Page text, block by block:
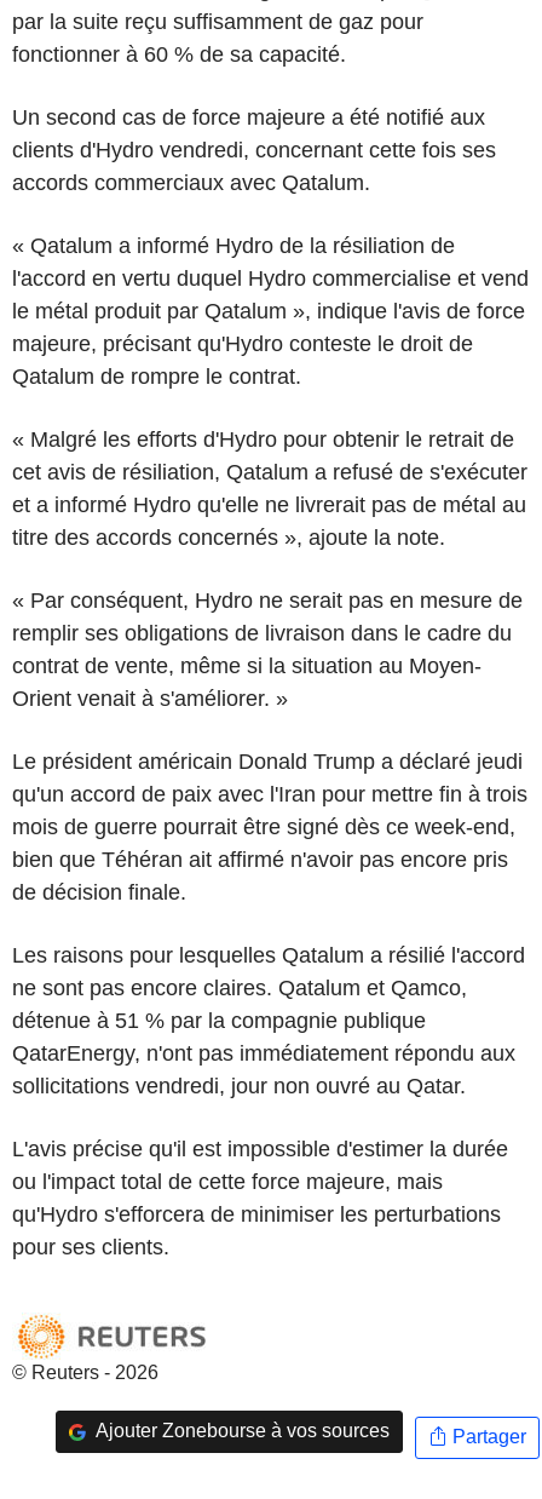
par la suite reçu suffisamment de gaz pour
fonctionner à 60 % de sa capacité.
Un second cas de force majeure a été notifié aux
clients d'Hydro vendredi, concernant cette fois ses
accords commerciaux avec Qatalum.
« Qatalum a informé Hydro de la résiliation de
l'accord en vertu duquel Hydro commercialise et vend
le métal produit par Qatalum », indique l'avis de force
majeure, précisant qu'Hydro conteste le droit de
Qatalum de rompre le contrat.
« Malgré les efforts d'Hydro pour obtenir le retrait de
cet avis de résiliation, Qatalum a refusé de s'exécuter
et a informé Hydro qu'elle ne livrerait pas de métal au
titre des accords concernés », ajoute la note.
« Par conséquent, Hydro ne serait pas en mesure de
remplir ses obligations de livraison dans le cadre du
contrat de vente, même si la situation au Moyen-
Orient venait à s'améliorer. »
Le président américain Donald Trump a déclaré jeudi
qu'un accord de paix avec l'Iran pour mettre fin à trois
mois de guerre pourrait être signé dès ce week-end,
bien que Téhéran ait affirmé n'avoir pas encore pris
de décision finale.
Les raisons pour lesquelles Qatalum a résilié l'accord
ne sont pas encore claires. Qatalum et Qamco,
détenue à 51 % par la compagnie publique
QatarEnergy, n'ont pas immédiatement répondu aux
sollicitations vendredi, jour non ouvré au Qatar.
L'avis précise qu'il est impossible d'estimer la durée
ou l'impact total de cette force majeure, mais
qu'Hydro s'efforcera de minimiser les perturbations
pour ses clients.
© Reuters - 2026
Ajouter Zonebourse à vos sources Partager